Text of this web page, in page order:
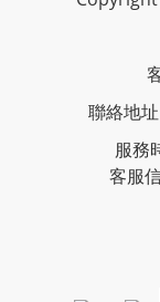
聯絡地
服務
客服